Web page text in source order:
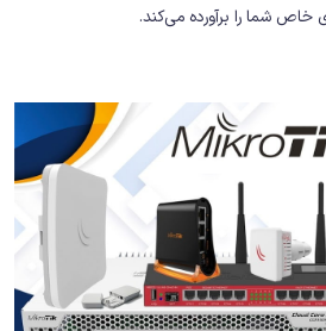
خاص شما را برآورده می‌کند.